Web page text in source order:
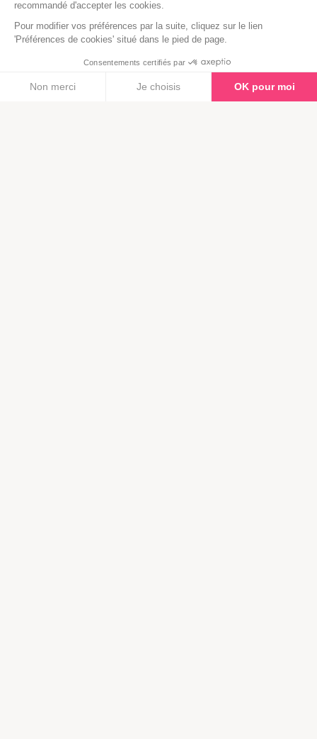
recommandé d'accepter les cookies.
Pour modifier vos préférences par la suite, cliquez sur le lien
'Préférences de cookies' situé dans le pied de page.
Consentements certifiés par
Non merci Je choisis OK pour moi
structurons vos informations pour qu’elles soient utilisées
par les moteurs conversationnels. Le GEO vous permet de
figurer dans les recommandations, même si l’utilisateur ne
consulte plus de site web avant de contacter un prestataire.